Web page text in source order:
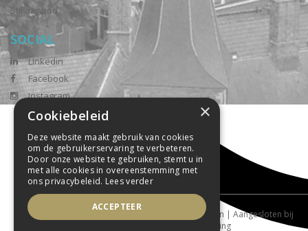
Stil aanbod
SOCIAL
Linkedin
Facebook
Instagram
Powered by Goes & Roos Alle rechten voorbehouden | Aangesloten bij
Privacyverklaring
×
Cookiebeleid
Deze website maakt gebruik van cookies
om de gebruikerservaring te verbeteren.
Door onze website te gebruiken, stemt u in
met alle cookies in overeenstemming met
ons privacybeleid. Lees verder
ACCEPTEER